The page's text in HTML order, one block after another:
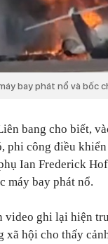
bay phát nổ và bốc
bang cho biết,
phi công điều
Ian Frederick
máy bay phát nổ.
video ghi lại hiện
xã hội cho thấy